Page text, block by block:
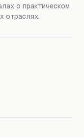
о практическом
отраслях.